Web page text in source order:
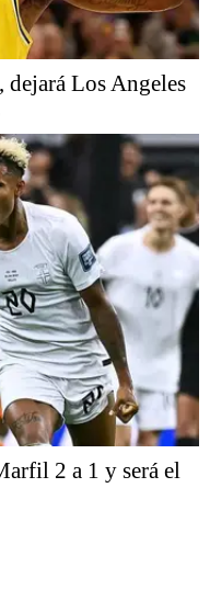
dejará Los Angeles
2 a 1 y será el